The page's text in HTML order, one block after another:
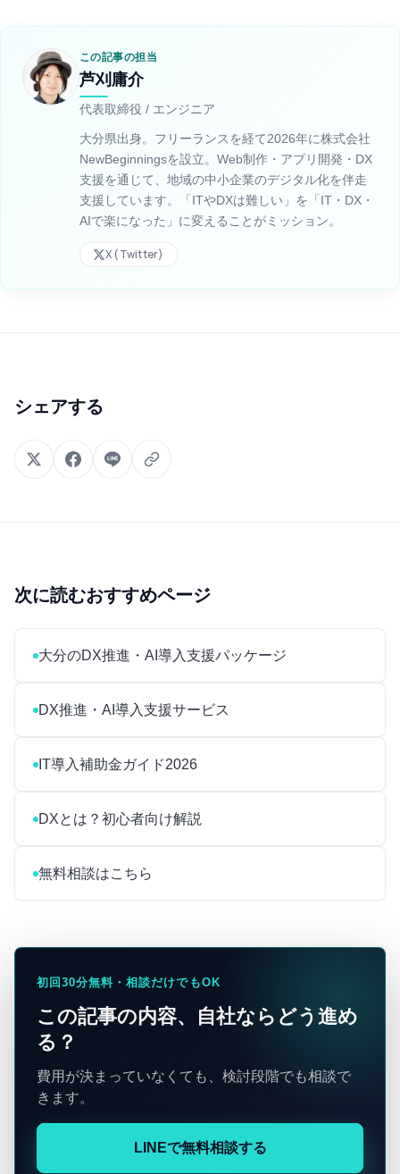
この記事の担当
芦刈庸介
代表取締役 / エンジニア
大分県出身。フリーランスを経て2026年に株式会社
NewBeginningsを設立。Web制作・アプリ開発・DX
支援を通じて、地域の中小企業のデジタル化を伴走
支援しています。「ITやDXは難しい」を「IT・DX・
AIで楽になった」に変えることがミッション。
X (Twitter)
シェアする
次に読むおすすめページ
大分のDX推進・AI導入支援パッケージ
DX推進・AI導入支援サービス
IT導入補助金ガイド2026
DXとは？初心者向け解説
無料相談はこちら
初回30分無料・相談だけでもOK
この記事の内容、自社ならどう進め
る？
費用が決まっていなくても、検討段階でも相談で
きます。
LINEで無料相談する